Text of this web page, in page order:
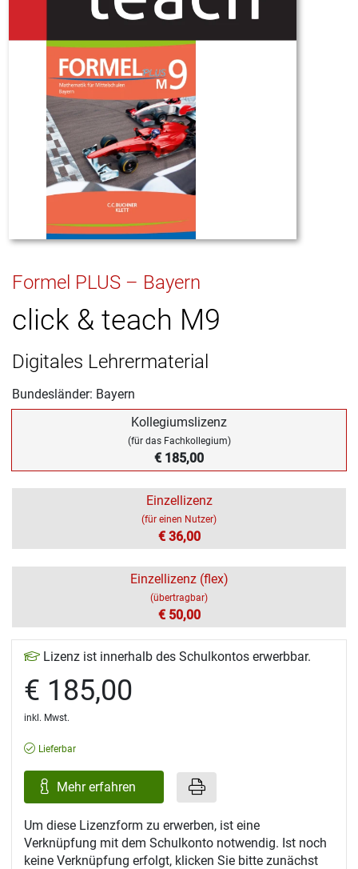
Formel PLUS – Bayern
click & teach M9
Digitales Lehrermaterial
Bundesländer: Bayern
Kollegiumslizenz
(für das Fachkollegium)
€ 185,00
Einzellizenz
(für einen Nutzer)
€ 36,00
Einzellizenz (flex)
(übertragbar)
€ 50,00
Lizenz ist innerhalb des Schulkontos erwerbbar.
€ 185,00
inkl. Mwst.
Lieferbar
Mehr erfahren
Um diese Lizenzform zu erwerben, ist eine
Verknüpfung mit dem Schulkonto notwendig. Ist noch
keine Verknüpfung erfolgt, klicken Sie bitte zunächst